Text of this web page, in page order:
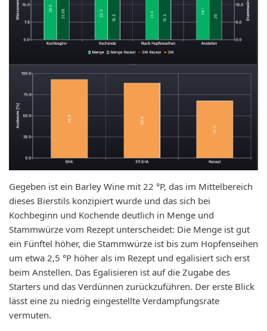
Gegeben ist ein Barley Wine mit 22 °P, das im Mittelbereich
dieses Bierstils konzipiert wurde und das sich bei
Kochbeginn und Kochende deutlich in Menge und
Stammwürze vom Rezept unterscheidet: Die Menge ist gut
ein Fünftel höher, die Stammwürze ist bis zum Hopfenseihen
um etwa 2,5 °P höher als im Rezept und egalisiert sich erst
beim Anstellen. Das Egalisieren ist auf die Zugabe des
Starters und das Verdünnen zurückzuführen. Der erste Blick
lässt eine zu niedrig eingestellte Verdampfungsrate
vermuten.